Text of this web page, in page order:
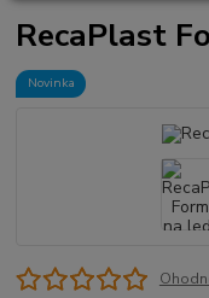
RecaPlast
Novinka